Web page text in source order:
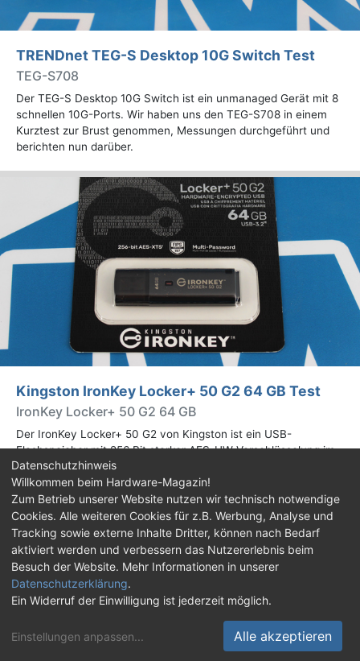
TRENDnet TEG-S Desktop 10G Switch Test
TEG-S708
Der TEG-S Desktop 10G Switch ist ein unmanaged Gerät mit 8
schnellen 10G-Ports. Wir haben uns den TEG-S708 in einem
Kurztest zur Brust genommen, Messungen durchgeführt und
berichten nun darüber.
Kingston IronKey Locker+ 50 G2 64 GB Test
IronKey Locker+ 50 G2 64 GB
Der IronKey Locker+ 50 G2 von Kingston ist ein USB-
Flashspeicher mit 256 Bit starker AES-HW-Verschlüsselung im
XTS-Modus. Wir haben das 64-GB-Modell im Praxistest
genauer begutachtet.
Impressum| Kontakt |Jobs |Datenschutz |
Consent‑Einstellungen |Haftungsausschluss
Feed Facebook
Twitch
Discord
© Copyright 2001 - 2026 Hardware-Magazin
Datenschutzhinweis
Willkommen beim Hardware-Magazin!
Zum Betrieb unserer Website nutzen wir technisch notwendige
Cookies. Alle weiteren Cookies für z.B. Werbung, Analyse und
Tracking sowie externe Inhalte Dritter, können nach Bedarf
aktiviert werden und verbessern das Nutzererlebnis beim
Besuch der Website. Mehr Informationen in unserer
Datenschutzerklärung.
Ein Widerruf der Einwilligung ist jederzeit möglich.
Einstellungen anpassen... Alle akzeptieren